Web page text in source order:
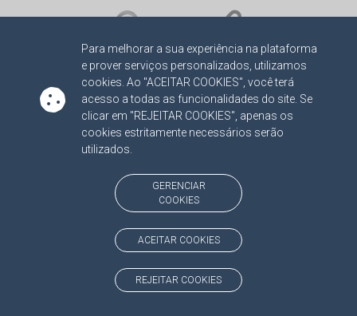
Para melhorar a sua experiência na plataforma
e prover serviços personalizados, utilizamos
cookies. Ao "ACEITAR COOKIES", você terá
acesso a todas as funcionalidades do site. Se
clicar em "REJEITAR COOKIES", apenas os
cookies estritamente necessários serão
utilizados.
GERENCIAR
COOKIES
ACEITAR COOKIES
REJEITAR COOKIES
ATRICON LINKS
INSTITUCIONAL NOTÍCIAS DIÁRIO OFICIAL
PORTAL DOJURISDICIONADO
TRANSPARÊNCIA
MAPA DO SITE
ONDE ESTAMOS (CLIQUE E NAVEGUE)